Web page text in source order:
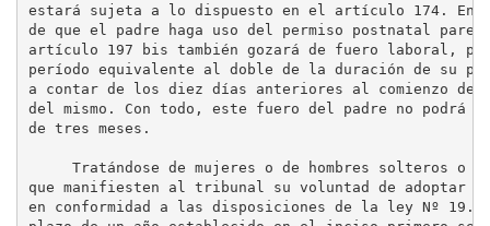
estará sujeta a lo dispuesto en el artículo 174. En
de que el padre haga uso del permiso postnatal
artículo 197 bis también gozará de fuero laboral,
período equivalente al doble de la duración de su
a contar de los diez días anteriores al comienzo del
del mismo. Con todo, este fuero del padre no podrá
de tres meses.
Tratándose de mujeres o de hombres solteros o
que manifiesten al tribunal su voluntad de adoptar
en conformidad a las disposiciones de la ley Nº